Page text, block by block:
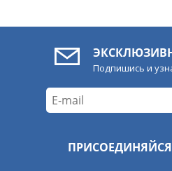
Подпишись и